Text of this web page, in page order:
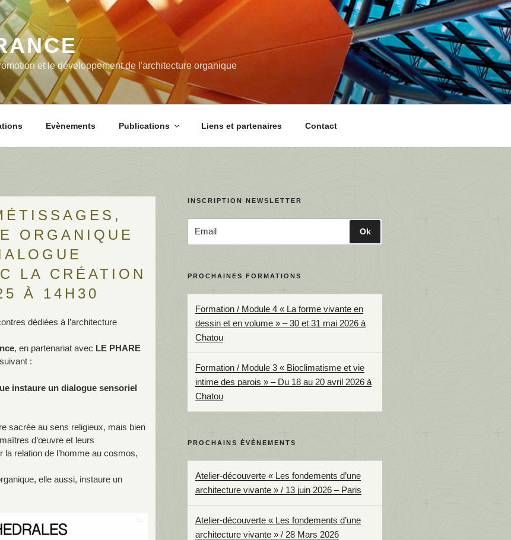
et le développement de l'architecture organique
Evènements Publications Liens et partenaires Contact
ORGANIQUE
LA CRÉATION
À 14H30
dédiées à l’architecture
, en partenariat avec LE PHARE
:
instaure un dialogue sensoriel
sacrée au sens religieux, mais bien
d’œuvre et leurs
relation de l’homme au cosmos,
elle aussi, instaure un
INSCRIPTION NEWSLETTER
PROCHAINES FORMATIONS
Formation / Module 4 « La forme vivante en
dessin et en volume » – 30 et 31 mai 2026 à
Chatou
Formation / Module 3 « Bioclimatisme et vie
intime des parois » – Du 18 au 20 avril 2026 à
Chatou
PROCHAINS ÉVÈNEMENTS
Atelier-découverte « Les fondements d’une
architecture vivante » / 13 juin 2026 – Paris
Atelier-découverte « Les fondements d’une
architecture vivante » / 28 Mars 2026